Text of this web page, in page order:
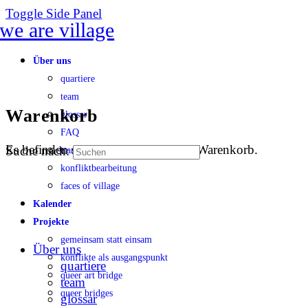
Toggle Side Panel
Über uns
quartiere
team
glossar
FAQ
transparenz
konfliktbearbeitung
faces of village
Kalender
Projekte
gemeinsam statt einsam
konflikte als ausgangspunkt
queer art bridge
queer bridges
Warenkorb
Es befinden sich keine Produkte im Warenkorb.
Suche nach:
Über uns
quartiere
team
glossar